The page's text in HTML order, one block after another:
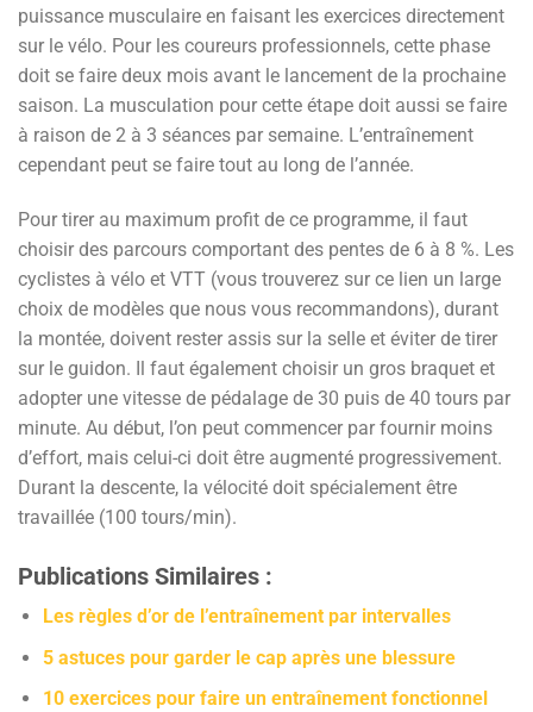
puissance musculaire en faisant les exercices directement
sur le vélo. Pour les coureurs professionnels, cette phase
doit se faire deux mois avant le lancement de la prochaine
saison. La musculation pour cette étape doit aussi se faire
à raison de 2 à 3 séances par semaine. L’entraînement
cependant peut se faire tout au long de l’année.
Pour tirer au maximum profit de ce programme, il faut
choisir des parcours comportant des pentes de 6 à 8 %. Les
cyclistes à vélo et VTT (vous trouverez sur ce lien un large
choix de modèles que nous vous recommandons), durant
la montée, doivent rester assis sur la selle et éviter de tirer
sur le guidon. Il faut également choisir un gros braquet et
adopter une vitesse de pédalage de 30 puis de 40 tours par
minute. Au début, l’on peut commencer par fournir moins
d’effort, mais celui-ci doit être augmenté progressivement.
Durant la descente, la vélocité doit spécialement être
travaillée (100 tours/min).
Publications Similaires :
Les règles d’or de l’entraînement par intervalles
5 astuces pour garder le cap après une blessure
10 exercices pour faire un entraînement fonctionnel